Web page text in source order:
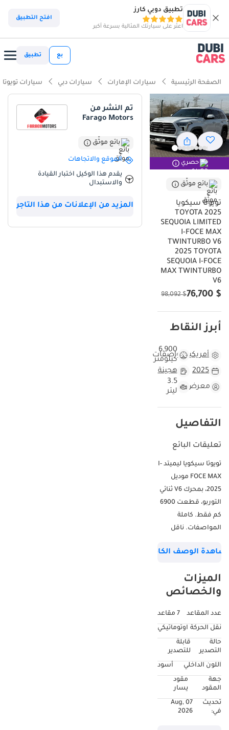
تطبيق دوبي كارز
اعثر على سيارتك المثالية بسرعة أكبر
افتح التطبيق
بع تطبيق
الصفحة الرئيسية سيارات الإمارات سيارات دبي سيارات تويوتا
حصري
بائع موثّق
تويوتا سيكويا
2025 TOYOTA
SEQUOIA LIMITED
I-FOCE MAX
TWINTURBO V6
2025 TOYOTA
SEQUOIA I-FOCE
MAX TWINTURBO
V6
$ 76,700
$ 98,092
أبرز النقاط
أمريكيةمواصفات
6,900
كيلومتر
2025
هجينة
معرض
3.5
ليتر
التفاصيل
تعليقات البائع
تويوتا سيكويا ليميتد I-
FOCE MAX موديل
2025، بمحرك V6 ثنائي
التوربو، قطعت 6900
كم فقط. كاملة
المواصفات. ناقل
بعشر سرعات بتحكم
مقاعد منفصلة. نظام
صوتي فاخر من JBL®.
الوصف الكامل
الميزات
والخصائص
عدد المقاعد
7 مقاعد
نقل الحركة اوتوماتيكي
حالة
التصدير
قابلة
للتصدير
اللون الداخلي
أسود
جهة
المقود
مقود
يسار
تحديث
في:
07 Aug,
2026
تم النشر من
Farago Motors
بائع موثّق
الموقع والاتجاهات
يقدم هذا الوكيل اختبار القيادة
والاستبدال
المزيد من الإعلانات من هذا التاجر